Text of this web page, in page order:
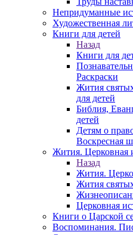
Непридуманные
Художественная
Книги для детей
Назад
Книги для
Раскраски
Жития
для детей
Библия,
детей
Детям о
Воскресная
Жития. Церковная
Назад
Жития.
Жития
Церковная
Книги о Царской
Воспоминания.